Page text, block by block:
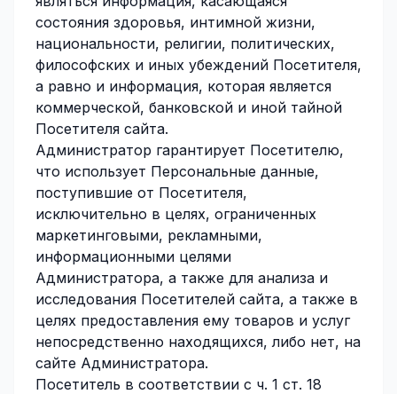
состояния здоровья, интимной жизни,
национальности, религии, политических,
философских и иных убеждений Посетителя,
а равно и информация, которая является
коммерческой, банковской и иной тайной
Посетителя сайта.
Администратор гарантирует Посетителю,
что использует Персональные данные,
поступившие от Посетителя,
исключительно в целях, ограниченных
маркетинговыми, рекламными,
информационными целями
Администратора, а также для анализа и
исследования Посетителей сайта, а также в
целях предоставления ему товаров и услуг
непосредственно находящихся, либо нет, на
сайте Администратора.
Посетитель в соответствии с ч. 1 ст. 18